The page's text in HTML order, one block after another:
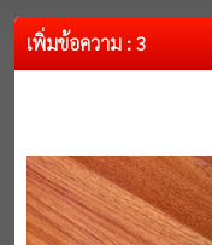
เพิ่มข้อความ : 3